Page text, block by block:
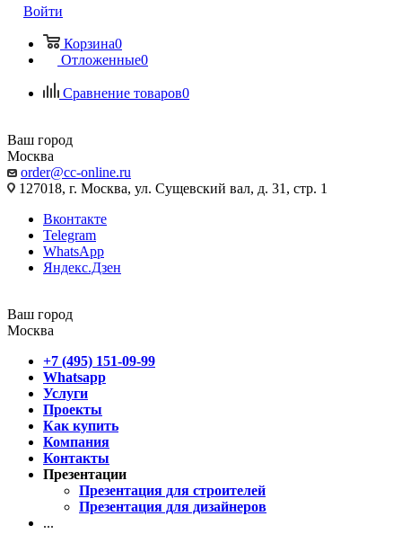
Войти
Корзина0
Отложенные0
Сравнение товаров0
Ваш город
Москва
order@cc-online.ru
127018, г. Москва, ул. Сущевский вал, д. 31, стр. 1
Вконтакте
Telegram
WhatsApp
Яндекс.Дзен
Ваш город
Москва
+7 (495) 151-09-99
Whatsapp
Услуги
Проекты
Как купить
Компания
Контакты
Презентации
Презентация для строителей
Презентация для дизайнеров
...